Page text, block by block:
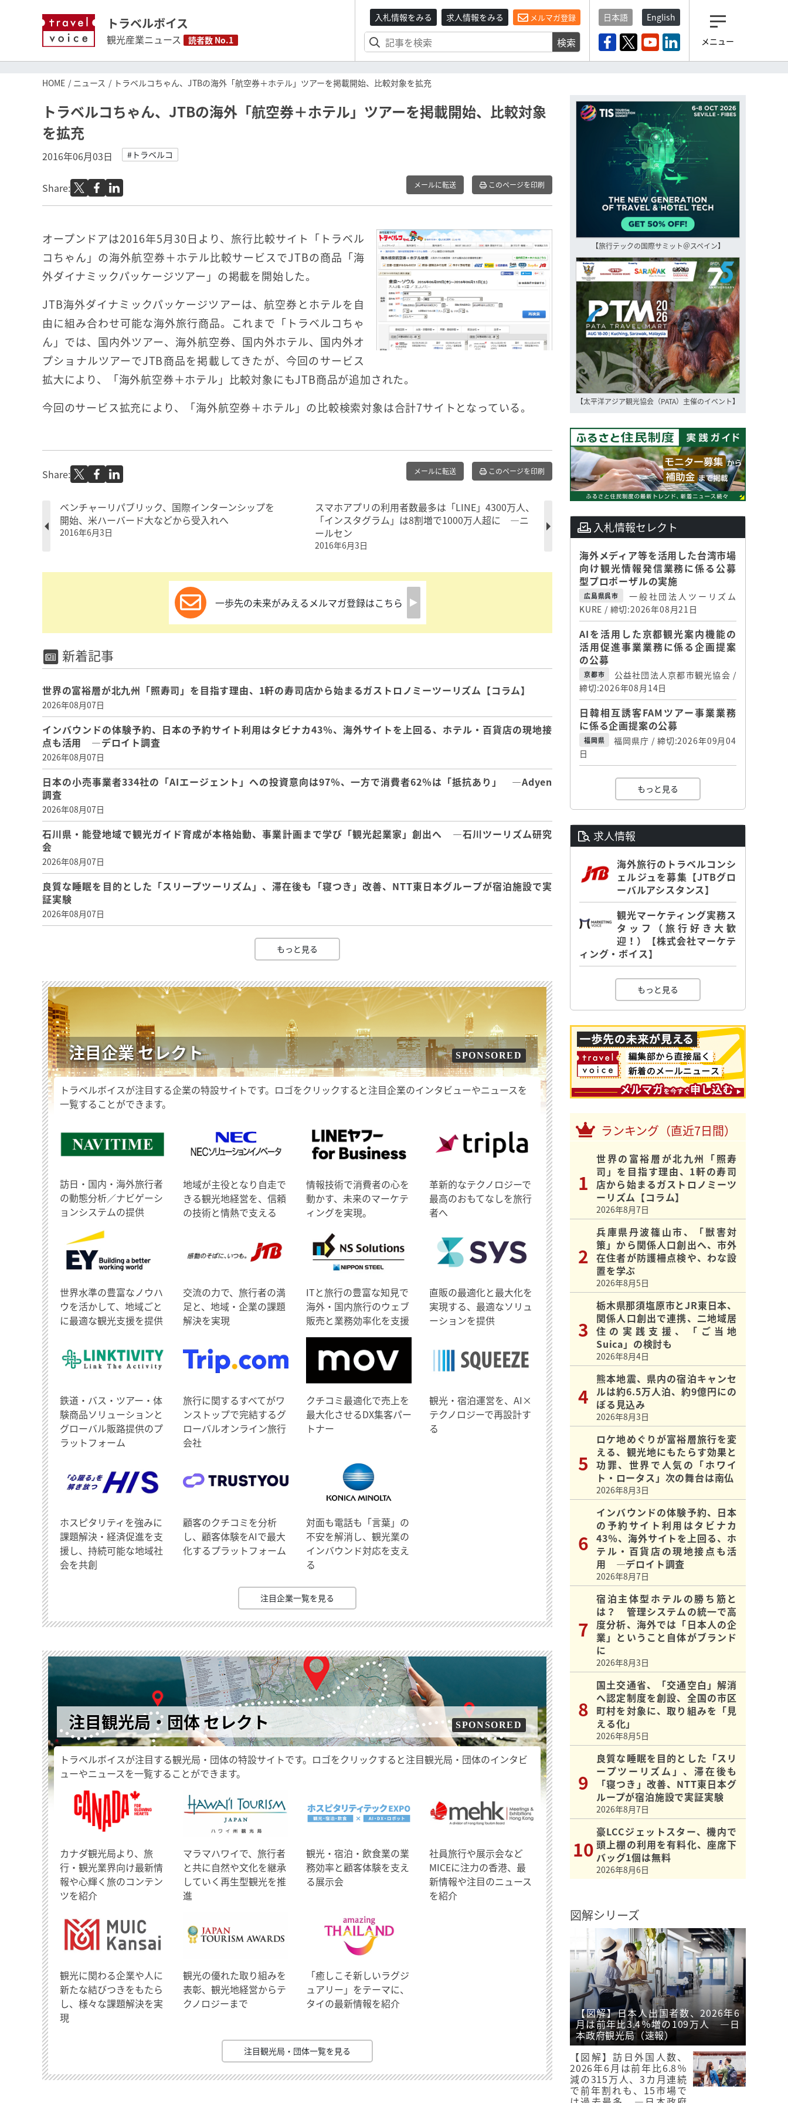
トラベルボイス
観光産業ニュース 読者数 No.1
入札情報をみる 求人情報をみる メルマガ登録
検索
日本語 English
メニュー
HOME ニュース トラベルコちゃん、JTBの海外「航空券＋ホテル」ツアーを掲載開始、比較対象を拡充
トラベルコちゃん、JTBの海外「航空券＋ホテル」ツアーを掲載開始、比較対象
を拡充
2016年06月03日 #トラベルコ
Share: メールに転送 このページを印刷
オープンドアは2016年5月30日より、旅行比較サイト「トラベル
コちゃん」の海外航空券＋ホテル比較サービスでJTBの商品「海
外ダイナミックパッケージツアー」の掲載を開始した。
JTB海外ダイナミックパッケージツアーは、航空券とホテルを自
由に組み合わせ可能な海外旅行商品。これまで「トラベルコちゃ
ん」では、国内外ツアー、海外航空券、国内外ホテル、国内外オ
プショナルツアーでJTB商品を掲載してきたが、今回のサービス
拡大により、「海外航空券＋ホテル」比較対象にもJTB商品が追加された。
今回のサービス拡充により、「海外航空券＋ホテル」の比較検索対象は合計7サイトとなっている。
Share: メールに転送 このページを印刷
ベンチャーリパブリック、国際インターンシップを
開始、米ハーバード大などから受入れへ
2016年6月3日
スマホアプリの利用者数最多は「LINE」4300万人、
「インスタグラム」は8割増で1000万人超に ―ニ
ールセン
2016年6月3日
一歩先の未来がみえるメルマガ登録はこちら
新着記事
世界の富裕層が北九州「照寿司」を目指す理由、1軒の寿司店から始まるガストロノミーツーリズム【コラム】
2026年08月07日
インバウンドの体験予約、日本の予約サイト利用はタビナカ43％、海外サイトを上回る、ホテル・百貨店の現地接
点も活用 ―デロイト調査
2026年08月07日
日本の小売事業者334社の「AIエージェント」への投資意向は97％、一方で消費者62％は「抵抗あり」 ―Adyen
調査
2026年08月07日
石川県・能登地域で観光ガイド育成が本格始動、事業計画まで学び「観光起業家」創出へ ―石川ツーリズム研究
会
2026年08月07日
良質な睡眠を目的とした「スリープツーリズム」、滞在後も「寝つき」改善、NTT東日本グループが宿泊施設で実
証実験
2026年08月07日
もっと見る
注目企業 セレクト SPONSORED
トラベルボイスが注目する企業の特設サイトです。ロゴをクリックすると注目企業のインタビューやニュースを
一覧することができます。
訪日・国内・海外旅行者
の動態分析／ナビゲーシ
ョンシステムの提供
地域が主役となり自走で
きる観光地経営を、信頼
の技術と情熱で支える
情報技術で消費者の心を
動かす、未来のマーケテ
ィングを実現。
革新的なテクノロジーで
最高のおもてなしを旅行
者へ
世界水準の豊富なノウハ
ウを活かして、地域ごと
に最適な観光支援を提供
交流の力で、旅行者の満
足と、地域・企業の課題
解決を実現
ITと旅行の豊富な知見で
海外・国内旅行のウェブ
販売と業務効率化を支援
直販の最適化と最大化を
実現する、最適なソリュ
ーションを提供
鉄道・バス・ツアー・体
験商品ソリューションと
グローバル販路提供のプ
ラットフォーム
旅行に関するすべてがワ
ンストップで完結するグ
ローバルオンライン旅行
会社
クチコミ最適化で売上を
最大化させるDX集客パー
トナー
観光・宿泊運営を、AI×
テクノロジーで再設計す
る
ホスピタリティを強みに
課題解決・経済促進を支
援し、持続可能な地域社
会を共創
顧客のクチコミを分析
し、顧客体験をAIで最大
化するプラットフォーム
対面も電話も「言葉」の
不安を解消し、観光業の
インバウンド対応を支え
る
注目企業一覧を見る
注目観光局・団体 セレクト SPONSORED
トラベルボイスが注目する観光局・団体の特設サイトです。ロゴをクリックすると注目観光局・団体のインタビ
ューやニュースを一覧することができます。
​カナダ観光局より、旅
行・観光業界向け最新情
報や心輝く旅のコンテン
ツを紹介
マラマハワイで、旅行者
と共に自然や文化を継承
していく再生型観光を推
進
観光・宿泊・飲食業の業
務効率と顧客体験を支え
る展示会
社員旅行や展示会など
MICEに注力の香港、最
新情報や注目のニュース
を紹介
観光に関わる企業や人に
新たな結びつきをもたら
し、様々な課題解決を実
現
観光の優れた取り組みを
表彰、観光地経営からテ
クノロジーまで
「癒しこそ新しいラグジ
ュアリー」をテーマに、
タイの最新情報を紹介
注目観光局・団体一覧を見る
【旅行テックの国際サミット＠スペイン】
【太平洋アジア観光協会（PATA）主催のイベント】
入札情報セレクト
海外メディア等を活用した台湾市場
向け観光情報発信業務に係る公募
型プロポーザルの実施
広島県呉市
一般社団法人ツーリズム
KURE / 締切:2026年08月21日
AIを活用した京都観光案内機能の
活用促進事業業務に係る企画提案
の公募
京都市
公益社団法人京都市観光協会 /
締切:2026年08月14日
日韓相互誘客FAMツアー事業業務
に係る企画提案の公募
福岡県
福岡県庁 / 締切:2026年09月04
日
もっと見る
求人情報
海外旅行のトラベルコンシ
ェルジュを募集【JTBグロ
ーバルアシスタンス】
観光マーケティング実務ス
タッフ（旅行好き大歓
迎！）【株式会社マーケテ
ィング・ボイス】
もっと見る
ランキング（直近7日間）
世界の富裕層が北九州「照寿
司」を目指す理由、1軒の寿司
店から始まるガストロノミーツ
ーリズム【コラム】
2026年8月7日
兵庫県丹波篠山市、「獣害対
策」から関係人口創出へ、市外
在住者が防護柵点検や、わな設
置を学ぶ
2026年8月5日
栃木県那須塩原市とJR東日本、
関係人口創出で連携、二地域居
住の実践支援、「ご当地
Suica」の検討も
2026年8月4日
熊本地震、県内の宿泊キャンセ
ルは約6.5万人泊、約9億円にの
ぼる見込み
2026年8月3日
ロケ地めぐりが富裕層旅行を変
える、観光地にもたらす効果と
功罪、世界で人気の「ホワイ
ト・ロータス」次の舞台は南仏
2026年8月3日
インバウンドの体験予約、日本
の予約サイト利用はタビナカ
43％、海外サイトを上回る、ホ
テル・百貨店の現地接点も活
用 ―デロイト調査
2026年8月7日
宿泊主体型ホテルの勝ち筋と
は？ 管理システムの統一で高
度分析、海外では「日本人の企
業」ということ自体がブランド
に
2026年8月3日
国土交通省、「交通空白」解消
へ認定制度を創設、全国の市区
町村を対象に、取り組みを「見
える化」
2026年8月5日
良質な睡眠を目的とした「スリ
ープツーリズム」、滞在後も
「寝つき」改善、NTT東日本グ
ループが宿泊施設で実証実験
2026年8月7日
豪LCCジェットスター、機内で
頭上棚の利用を有料化、座席下
バッグ1個は無料
2026年8月6日
図解シリーズ
【図解】日本人出国者数、2026年6
月は前年比3.4％増の109万人 ―日
本政府観光局（速報）
【図解】訪日外国人数、
2026年6月は前年比6.8％
減の315万人、3カ月連続
で前年割れも、15市場で
観光産業ニュース「トラベ
登録済みですよね？
もし未だ登録していないなら…
いますぐ登録する